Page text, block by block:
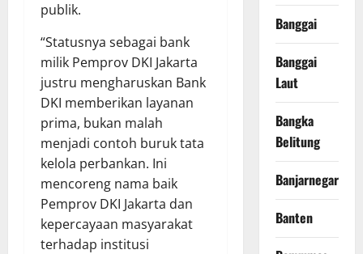
publik.
“Statusnya sebagai bank
milik Pemprov DKI Jakarta
justru mengharuskan Bank
DKI memberikan layanan
prima, bukan malah
menjadi contoh buruk tata
kelola perbankan. Ini
mencoreng nama baik
Pemprov DKI Jakarta dan
kepercayaan masyarakat
terhadap institusi
Banggai
Banggai
Laut
Bangka
Belitung
Banjarnegara
Banten